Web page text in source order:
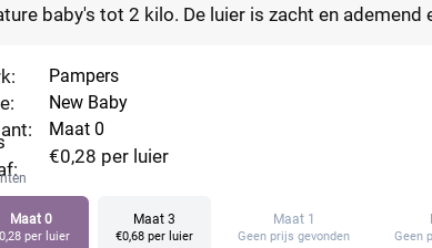
baby's tot 2 kilo. De luier is zacht en
goed werken. Profiteer direct vanaf de
Pampers
New Baby
Maat 0
€0,28 per luier
Maat 0
per luier
Maat 3
€0,68 per luier
Maat 1
Geen prijs gevonden Geen